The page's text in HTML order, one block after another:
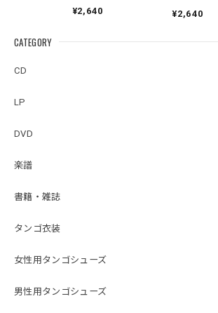
CATEGORY
CD
LP
DVD
楽譜
書籍・雑誌
タンゴ衣装
女性用タンゴシューズ
男性用タンゴシューズ
Pontoriero『POLENT
la Ribera』
¥2,640
Cuartoelemento『Cu
（007RECORDS-27）
¥2,640